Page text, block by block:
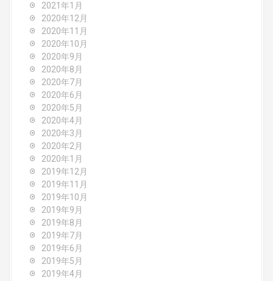
2021年1月
2020年12月
2020年11月
2020年10月
2020年9月
2020年8月
2020年7月
2020年6月
2020年5月
2020年4月
2020年3月
2020年2月
2020年1月
2019年12月
2019年11月
2019年10月
2019年9月
2019年8月
2019年7月
2019年6月
2019年5月
2019年4月